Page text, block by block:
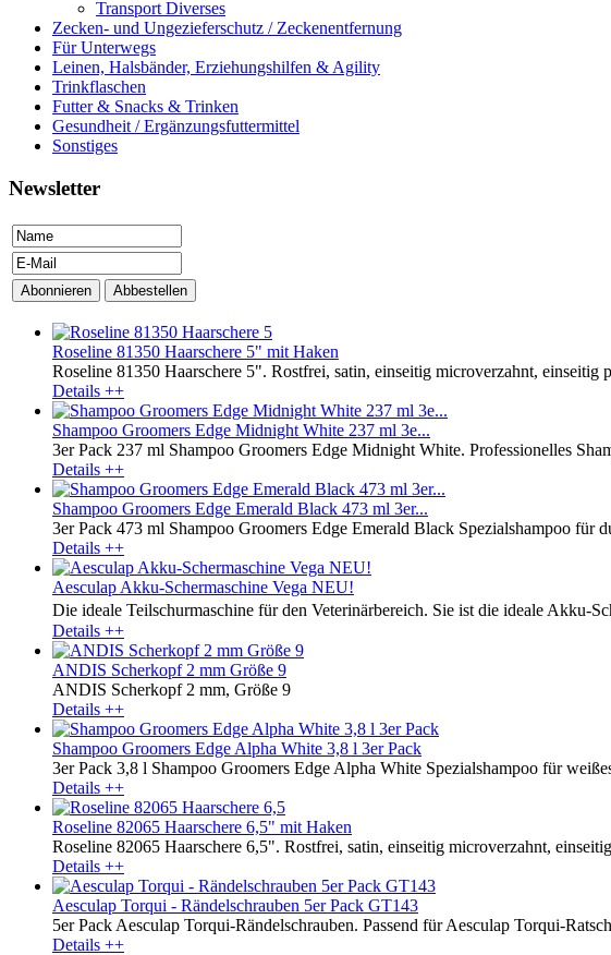
Transport Diverses
Zecken- und Ungezieferschutz / Zeckenentfernung
Für Unterwegs
Leinen, Halsbänder, Erziehungshilfen & Agility
Trinkflaschen
Futter & Snacks & Trinken
Gesundheit / Ergänzungsfuttermittel
Sonstiges
Newsletter
Roseline 81350 Haarschere 5" mit Haken
Roseline 81350 Haarschere 5". Rostfrei, satin, einseitig microverzahnt, einseitig
Details ++
Shampoo Groomers Edge Midnight White 237 ml 3e...
3er Pack 237 ml Shampoo Groomers Edge Midnight White. Professionelles
Details ++
Shampoo Groomers Edge Emerald Black 473 ml 3er...
3er Pack 473 ml Shampoo Groomers Edge Emerald Black Spezialshampoo für
Details ++
Aesculap Akku-Schermaschine Vega NEU!
Die ideale Teilschurmaschine für den Veterinärbereich. Sie ist die ideale Akku-
Details ++
ANDIS Scherkopf 2 mm Größe 9
ANDIS Scherkopf 2 mm, Größe 9
Details ++
Shampoo Groomers Edge Alpha White 3,8 l 3er Pack
3er Pack 3,8 l Shampoo Groomers Edge Alpha White Spezialshampoo für
Details ++
Roseline 82065 Haarschere 6,5" mit Haken
Roseline 82065 Haarschere 6,5". Rostfrei, satin, einseitig microverzahnt,
Details ++
Aesculap Torqui - Rändelschrauben 5er Pack GT143
5er Pack Aesculap Torqui-Rändelschrauben. Passend für Aesculap Torqui-
Details ++